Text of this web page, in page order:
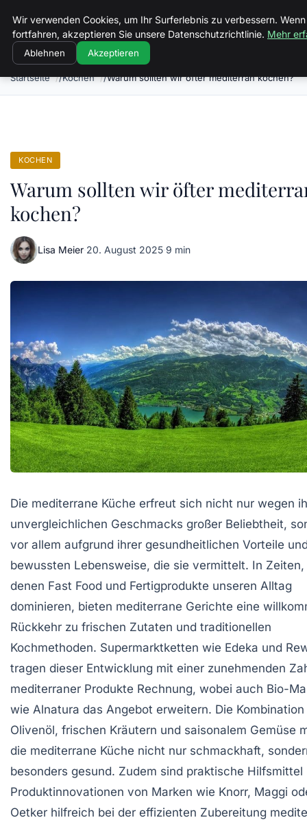
Landkreis Kyffhaeuser
Startseite Kochen Warum sollten wir öfter mediterran kochen?
KOCHEN
Warum sollten wir öfter
kochen?
Lisa Meier·20. August 2025·9 min
Die mediterrane Küche erfreut sich nicht nur wegen
unvergleichlichen Geschmacks großer Beliebtheit,
vor allem aufgrund ihrer gesundheitlichen Vorteile
bewussten Lebensweise, die sie vermittelt. In Zeiten,
denen Fast Food und Fertigprodukte unseren Alltag
dominieren, bieten mediterrane Gerichte eine
Rückkehr zu frischen Zutaten und traditionellen
Kochmethoden. Supermarktketten wie Edeka und
tragen dieser Entwicklung mit einer zunehmenden
mediterraner Produkte Rechnung, wobei auch Bio-
wie Alnatura das Angebot erweitern. Die Kombination
Olivenöl, frischen Kräutern und saisonalem Gemüse
die mediterrane Küche nicht nur schmackhaft,
besonders gesund. Zudem sind praktische Hilfsmittel
Produktinnovationen von Marken wie Knorr, Maggi
Oetker hilfreich bei der effizienten Zubereitung
Wir verwenden Cookies, um Ihr Surferlebnis zu verbessern. Wenn
fortfahren, akzeptieren Sie unsere Datenschutzrichtlinie. Mehr
Ablehnen Akzeptieren